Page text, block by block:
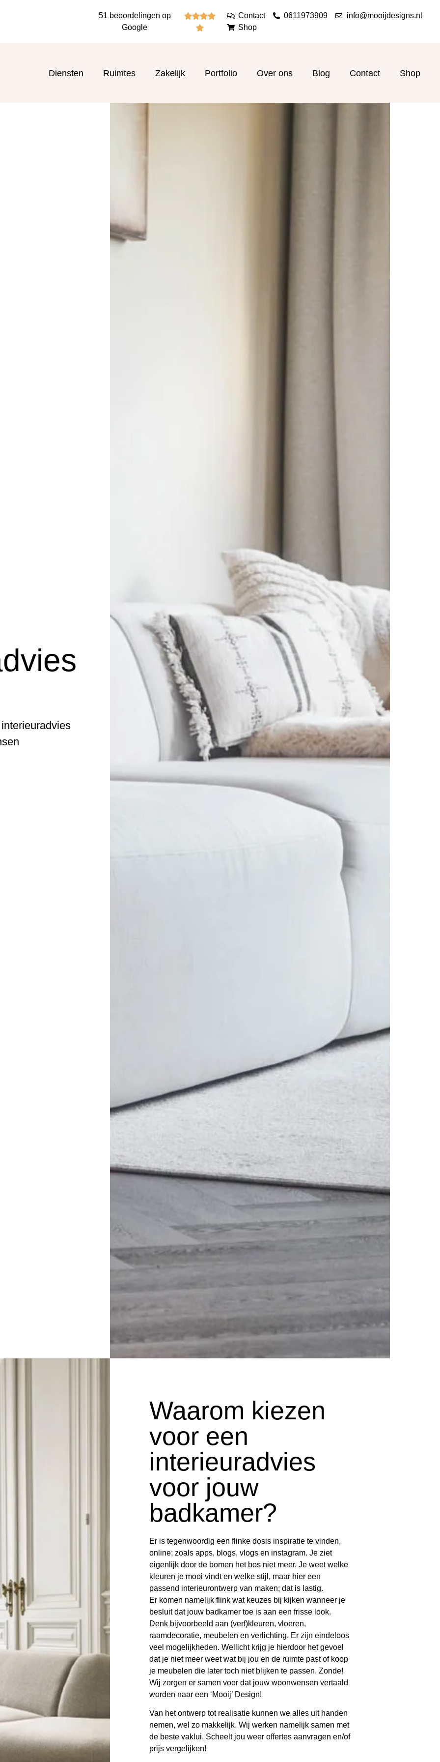
51 beoordelingen op
Google


Contact 0611973909
info@mooijdesigns.nl
Shop
Diensten Ruimtes Zakelijk Portfolio Over ons Blog Contact Shop
Waarom kiezen
voor een
interieuradvies
voor jouw
badkamer?
Er is tegenwoordig een flinke dosis inspiratie te vinden,
online; zoals apps, blogs, vlogs en instagram. Je ziet
eigenlijk door de bomen het bos niet meer. Je weet welke
kleuren je mooi vindt en welke stijl, maar hier een
passend interieurontwerp van maken; dat is lastig.
Er komen namelijk flink wat keuzes bij kijken wanneer je
besluit dat jouw badkamer toe is aan een frisse look.
Denk bijvoorbeeld aan (verf)kleuren, vloeren,
raamdecoratie, meubelen en verlichting. Er zijn eindeloos
veel mogelijkheden. Wellicht krijg je hierdoor het gevoel
dat je niet meer weet wat bij jou en de ruimte past of koop
je meubelen die later toch niet blijken te passen. Zonde!
Wij zorgen er samen voor dat jouw woonwensen vertaald
worden naar een ‘Mooij’ Design!
Van het ontwerp tot realisatie kunnen we alles uit handen
nemen, wel zo makkelijk. Wij werken namelijk samen met
de beste vaklui. Scheelt jou weer offertes aanvragen en/of
prijs vergelijken!